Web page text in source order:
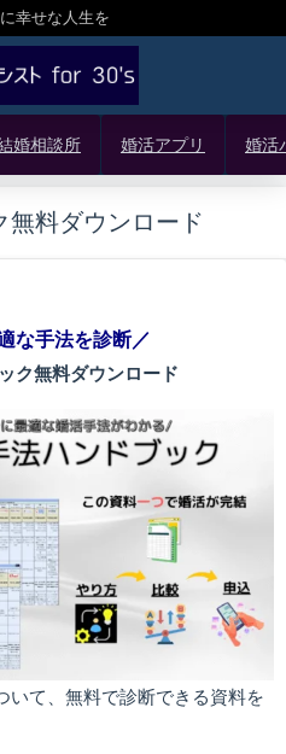
幸せな人生を
婚相談所 婚活アプリ 婚活
無料ダウンロード
な手法を診断／
ク無料ダウンロード
いて、無料で診断できる資料を